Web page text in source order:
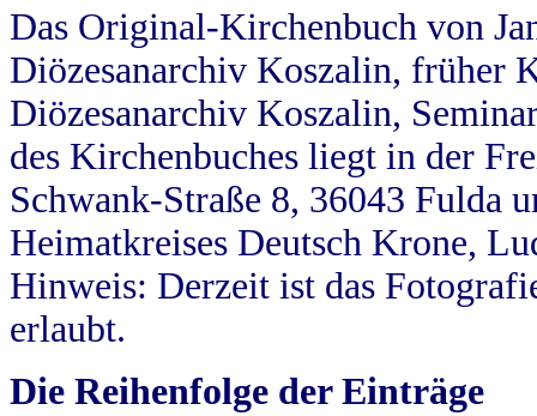
Das Original-Kirchenbuch von
Diözesanarchiv Koszalin, früher
Diözesanarchiv Koszalin,
des Kirchenbuches liegt in der
Schwank-Straße 8, 36043 Fulda
Heimatkreises Deutsch Krone,
Hinweis: Derzeit ist das
erlaubt.
Die Reihenfolge der Einträge